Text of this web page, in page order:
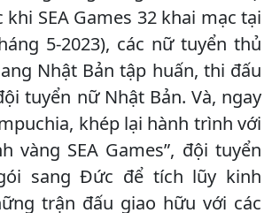
SEA Games 32 khai mạc tại
5-2023), các nữ tuyển thủ
Nhật Bản tập huấn, thi đấu
tuyển nữ Nhật Bản. Và, ngay
khép lại hành trình với
vàng SEA Games”, đội tuyển
sang Đức để tích lũy kinh
trận đấu giao hữu với các